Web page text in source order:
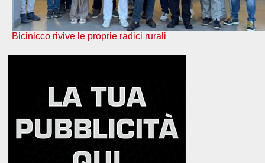
Bicinicco rivive le proprie radici rurali